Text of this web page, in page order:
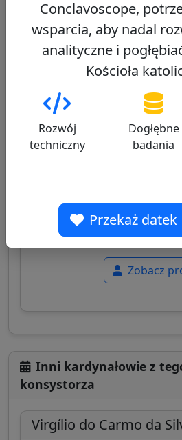
Zobacz
Anthony Poola
Indyjski kardynał, pierwszy
który został kardynałem,
zaangażowania na rzecz
społeczności i obrony
Zobacz
Inni kardynałowie z
konsystorza
Virgílio do Carmo da
Conclavoscope,
wsparcia, aby nadal
analityczne i
Kościoła
Rozwój
techniczny
Dogłębne
badania
Przekaż datek